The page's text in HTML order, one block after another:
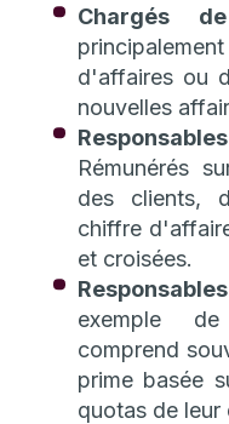
Chargés
d'affaires ou
nouvelles
Rémunérés
des clients,
chiffre
et croisées.
exemple
comprend
prime basée
quotas de leur